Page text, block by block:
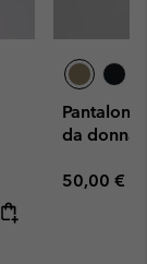
da donna
Regular
50,00 €